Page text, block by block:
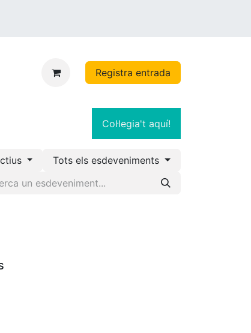
Registra entrada
Col·legia't aquí!
Tots els esdeveniments